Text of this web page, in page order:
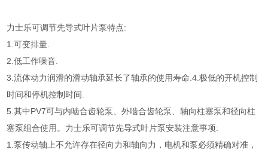
力士乐可调节先导式叶片泵特点:
1.可变排量.
2.低工作噪音.
3.流体动力润滑的滑动轴承延长了轴承的使用寿命.4.极低的开机控制
时间和停机控制时间.
5.其中PV7可与内啮合齿轮泵、外啮合齿轮泵、轴向柱塞泵和径向柱
塞泵组合使用。力士乐可调节先导式叶片泵安装注意事项:
1.泵传动轴上不允许存在径向力和轴向力，电机和泵必须精确对准，